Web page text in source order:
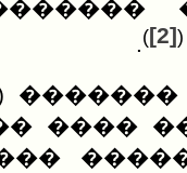
(
[2]
)
.
����